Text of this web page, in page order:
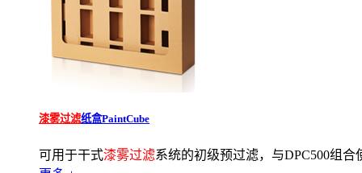
漆雾过滤纸盒PaintCube
可用于干式漆雾过滤系统的初级预过滤，与DPC500组